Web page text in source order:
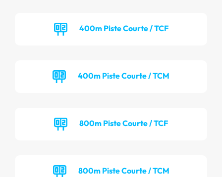
400m Piste Courte / TCF
400m Piste Courte / TCM
800m Piste Courte / TCF
800m Piste Courte / TCM